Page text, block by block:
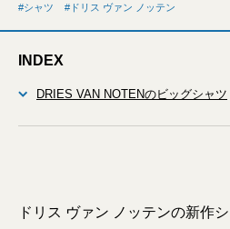
シャツ ドリス ヴァン ノッテン
INDEX
DRIES VAN NOTENのビッグシャツ
ドリス ヴァン ノッテンの新作